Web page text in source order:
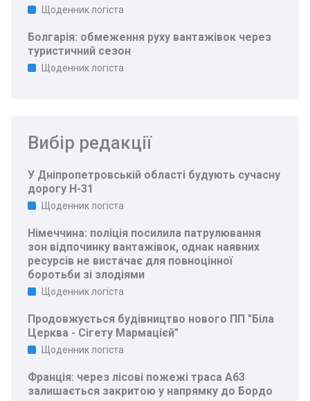
Щоденник логіста
Болгарія: обмеження руху вантажівок через
туристичний сезон
Щоденник логіста
Вибір редакції
У Дніпропетровській області будують сучасну
дорогу Н-31
Щоденник логіста
Німеччина: поліція посилила патрулювання
зон відпочинку вантажівок, однак наявних
ресурсів не вистачає для повноцінної
боротьби зі злодіями
Щоденник логіста
Продовжується будівництво нового ПП "Біла
Церква - Сігету Мармацієй"
Щоденник логіста
Франція: через лісові пожежі траса A63
залишається закритою у напрямку до Бордо